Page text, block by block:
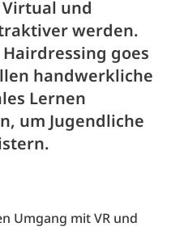
und
werden.
Hairdressing goes
handwerkliche
Lernen
um Jugendliche
Umgang mit VR und